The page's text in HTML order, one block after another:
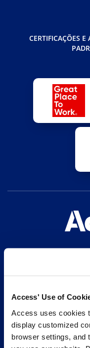
Access' Use of
Access uses cookies
display customized
browser settings, and
CERTIFICAÇÕES
Nossa missão é
Access